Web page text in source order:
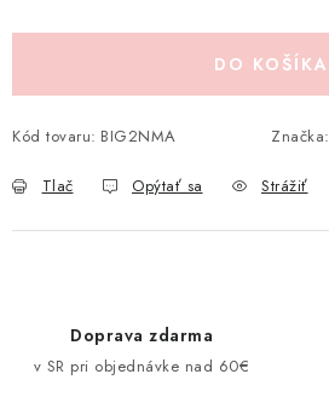
DO KOŠÍKA
Kód tovaru: BIG2NMA Značka:
Tlač Opýtať sa Strážiť
Doprava zdarma
v SR pri objednávke nad 60€